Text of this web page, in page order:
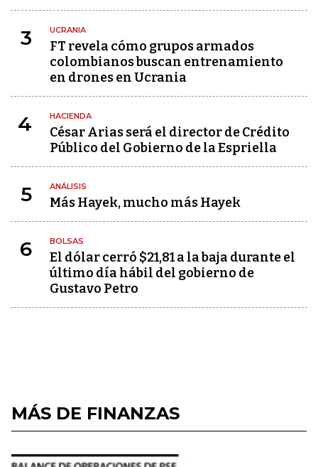
3 UCRANIA
FT revela cómo grupos armados
colombianos buscan entrenamiento
en drones en Ucrania
4 HACIENDA
César Arias será el director de Crédito
Público del Gobierno de la Espriella
5 ANÁLISIS
Más Hayek, mucho más Hayek
6 BOLSAS
El dólar cerró $21,81 a la baja durante el
último día hábil del gobierno de
Gustavo Petro
MÁS DE FINANZAS